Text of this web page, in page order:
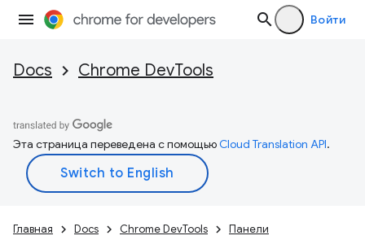
Войти
Docs Chrome DevTools
Эта страница переведена с помощьюCloud Translation API.
Главная Docs Chrome DevTools Панели